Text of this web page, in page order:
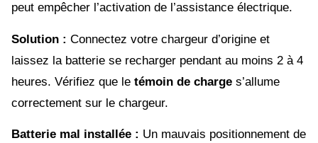
peut empêcher l’activation de l’assistance électrique.
Solution : Connectez votre chargeur d’origine et
laissez la batterie se recharger pendant au moins 2 à 4
heures. Vérifiez que le témoin de charge s’allume
correctement sur le chargeur.
Batterie mal installée : Un mauvais positionnement de